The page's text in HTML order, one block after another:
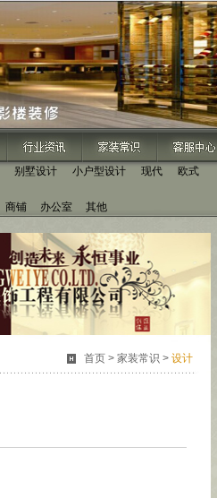
别墅设计 小户型设计 现代
欧式
商铺 办公室 其他
首页> 家装常识 > 设计